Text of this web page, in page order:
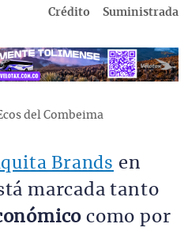
Crédito Suministrada
del Combeima
Brands en
marcada tanto
como por